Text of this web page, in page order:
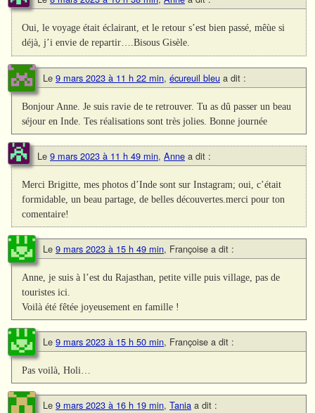
Oui, le voyage était éclairant, et le retour s’est bien passé, mêùe si
déjà, j’i envie de repartir….Bisous Gisèle.
Le 9 mars 2023 à 11 h 22 min, écureuil bleu a dit :
Bonjour Anne. Je suis ravie de te retrouver. Tu as dû passer un beau
séjour en Inde. Tes réalisations sont très jolies. Bonne journée
Le 9 mars 2023 à 11 h 49 min, Anne a dit :
Merci Brigitte, mes photos d’Inde sont sur Instagram; oui, c’était
formidable, un beau partage, de belles découvertes.merci pour ton
comentaire!
Le 9 mars 2023 à 15 h 49 min, Françoise a dit :
Anne, je suis à l’est du Rajasthan, petite ville puis village, pas de
touristes ici.
Voilà été fêtée joyeusement en famille !
Le 9 mars 2023 à 15 h 50 min, Françoise a dit :
Pas voilà, Holi…
Le 9 mars 2023 à 16 h 19 min, Tania a dit :